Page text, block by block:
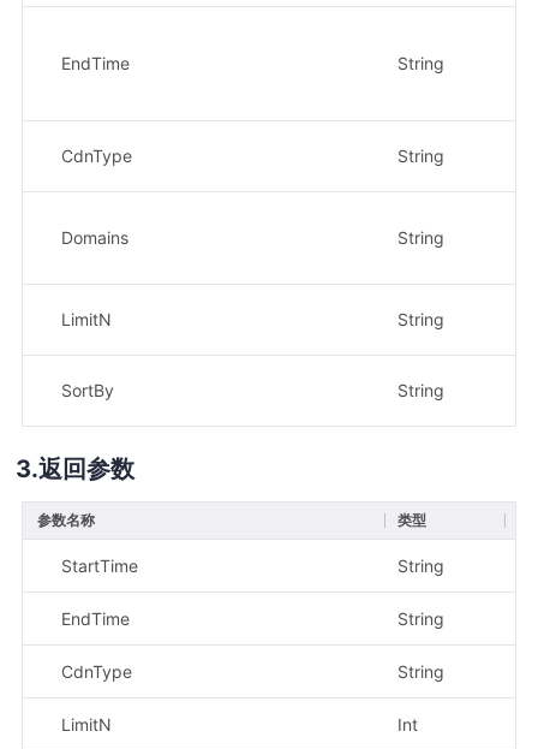
EndTime String
CdnType String
Domains String
LimitN String
SortBy String
返回参数
参数名称 类型
StartTime String
EndTime String
CdnType String
LimitN Int